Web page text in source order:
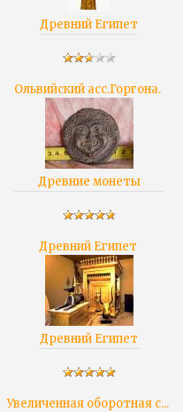
Древний Египет
Ольвийский асс.Горгона.
Древние монеты
Древний Египет
Древний Египет
Увеличенная оборотная с...